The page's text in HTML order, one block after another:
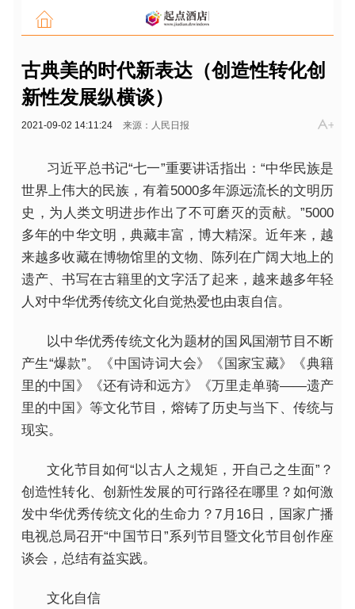
古典美的时代新表达（创造性转化创
新性发展纵横谈）
2021-09-02 14:11:24 来源：人民日报
习近平总书记“七一”重要讲话指出：“中华民族是
世界上伟大的民族，有着5000多年源远流长的文明历
史，为人类文明进步作出了不可磨灭的贡献。”5000
多年的中华文明，典藏丰富，博大精深。近年来，越
来越多收藏在博物馆里的文物、陈列在广阔大地上的
遗产、书写在古籍里的文字活了起来，越来越多年轻
人对中华优秀传统文化自觉热爱也由衷自信。
以中华优秀传统文化为题材的国风国潮节目不断
产生“爆款”。《中国诗词大会》《国家宝藏》《典籍
里的中国》《还有诗和远方》《万里走单骑——遗产
里的中国》等文化节目，熔铸了历史与当下、传统与
现实。
文化节目如何“以古人之规矩，开自己之生面”？
创造性转化、创新性发展的可行路径在哪里？如何激
发中华优秀传统文化的生命力？7月16日，国家广播
电视总局召开“中国节日”系列节目暨文化节目创作座
谈会，总结有益实践。
文化自信